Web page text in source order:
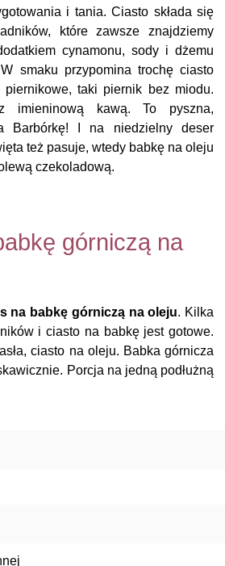
i tania. Ciasto składa się
które zawsze znajdziemy
cynamonu, sody i dżemu
smaku przypomina trochę ciasto
taki piernik bez miodu.
imieninową kawą. To pyszna,
Barbórkę! I na niedzielny deser
też pasuje, wtedy babkę na oleju
czekoladową.
górniczą na
na babkę górniczą na oleju. Kilka
i ciasto na babkę jest gotowe.
ciasto na oleju. Babka górnicza
Porcja na jedną podłużną